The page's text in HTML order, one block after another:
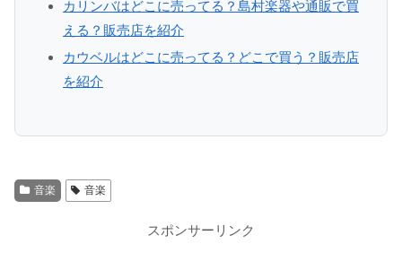
カリンバはどこに売ってる？島村楽器や通販で買
える？販売店を紹介
カウベルはどこに売ってる？どこで買う？販売店
を紹介
音楽 音楽
スポンサーリンク